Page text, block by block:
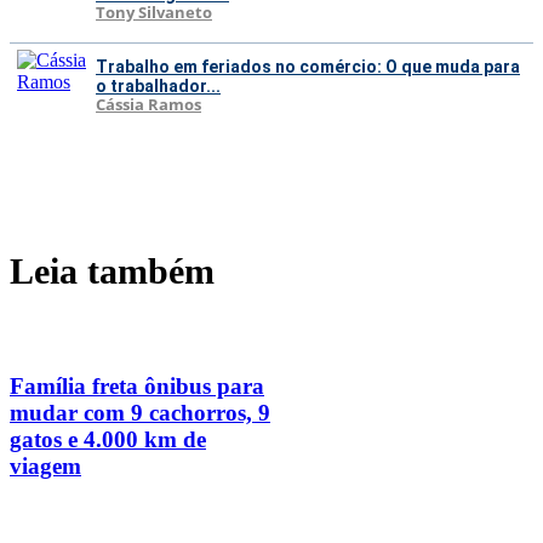
Tony Silvaneto
Trabalho em feriados no comércio: O que muda para
o trabalhador...
Cássia Ramos
Leia também
Família freta ônibus para
mudar com 9 cachorros, 9
gatos e 4.000 km de
viagem